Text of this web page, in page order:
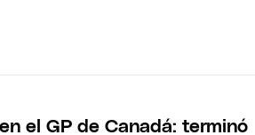
el GP de Canadá: terminó